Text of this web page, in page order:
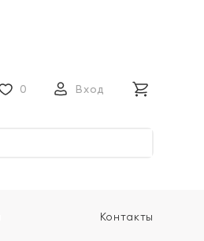
0 Вход
Контакты